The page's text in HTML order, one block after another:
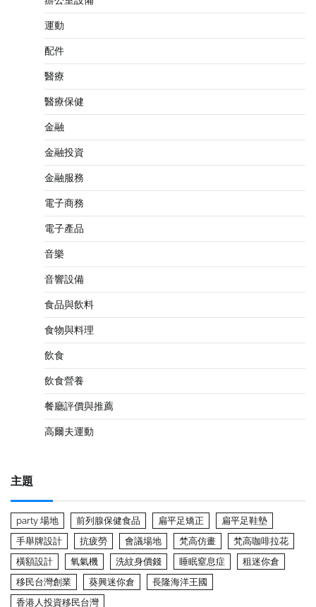
運動
配件
醫療
醫療保健
金融
金融投資
金融服務
電子商務
電子產品
音樂
音響設備
食品與飲料
食物與料理
飲食
飲食營養
餐廳評價與推薦
高爾夫運動
主題
party 場地 前列腺保健食品 扁平足矯正
扁平足鞋墊
手舉牌設計
抗疲勞 會議場地 梵高仿畫
梵高咖啡拉花
橫額設計
氧氣機 洗紋身價錢 睡眠窒息症
租迷你倉
移民台灣創業
葵興迷你倉
長隆海洋王國
香港人投資移民台灣